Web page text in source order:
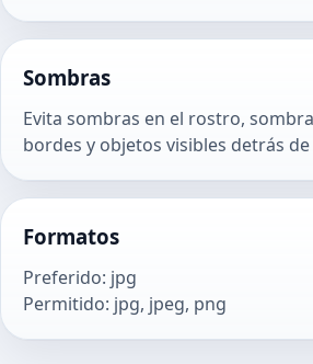
Sombras
Evita sombras en el rostro,
bordes y objetos visibles detrás de
Formatos
Preferido: jpg
Permitido: jpg, jpeg, png